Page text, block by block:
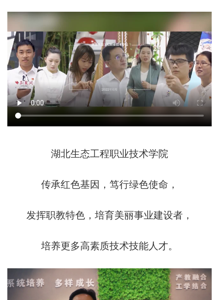
湖北生态工程职业技术学院
传承红色基因，笃行绿色使命，
发挥职教特色，培育美丽事业建设者，
培养更多高素质技术技能人才。